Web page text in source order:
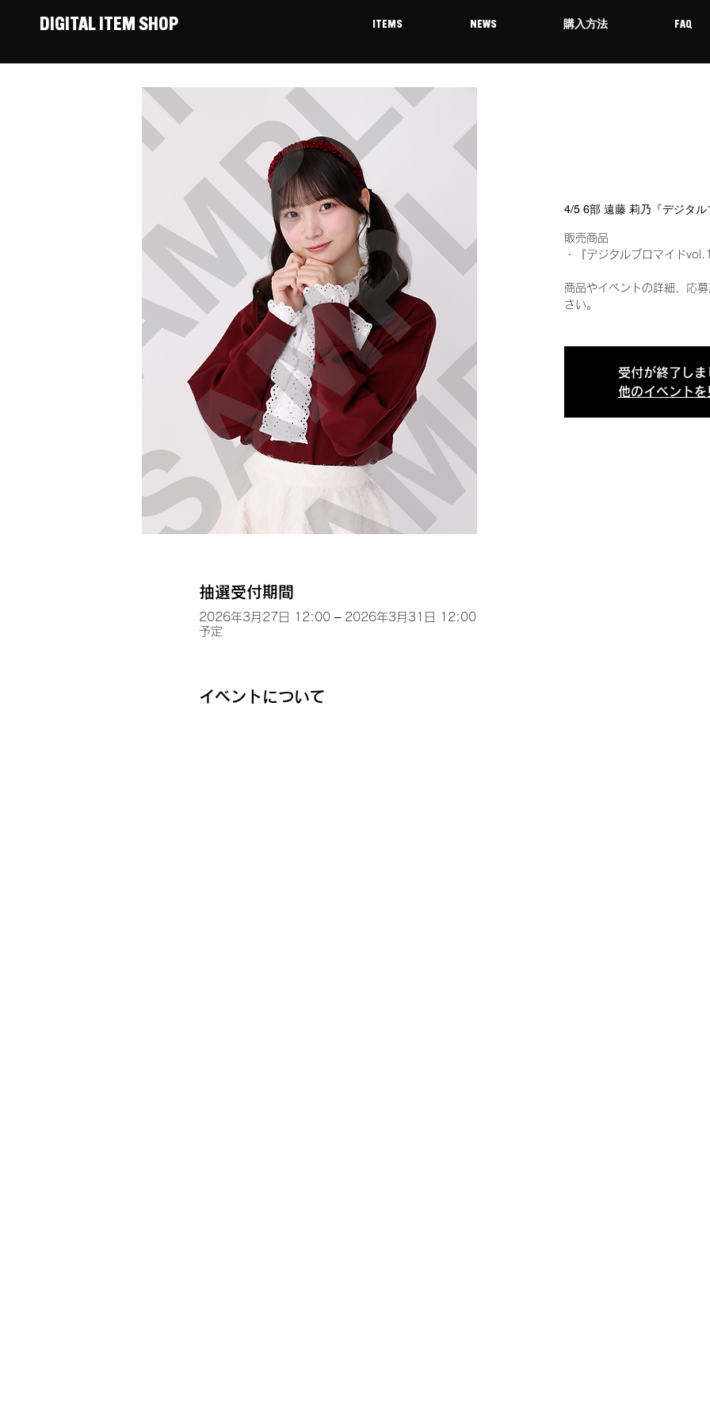
DIGITAL ITEM SHOP ITEMS NEWS 購入方法 FAQ
4/5 6部 遠藤 莉乃『デジタ
販売商品
・『デジタルブロマイド
商品やイベントの詳細、応
さい。
受付が終了しま
他のイベントを
抽選受付期間
2026年3月27日 12:00 – 2026年3月31日 12:00
予定
イベントについて